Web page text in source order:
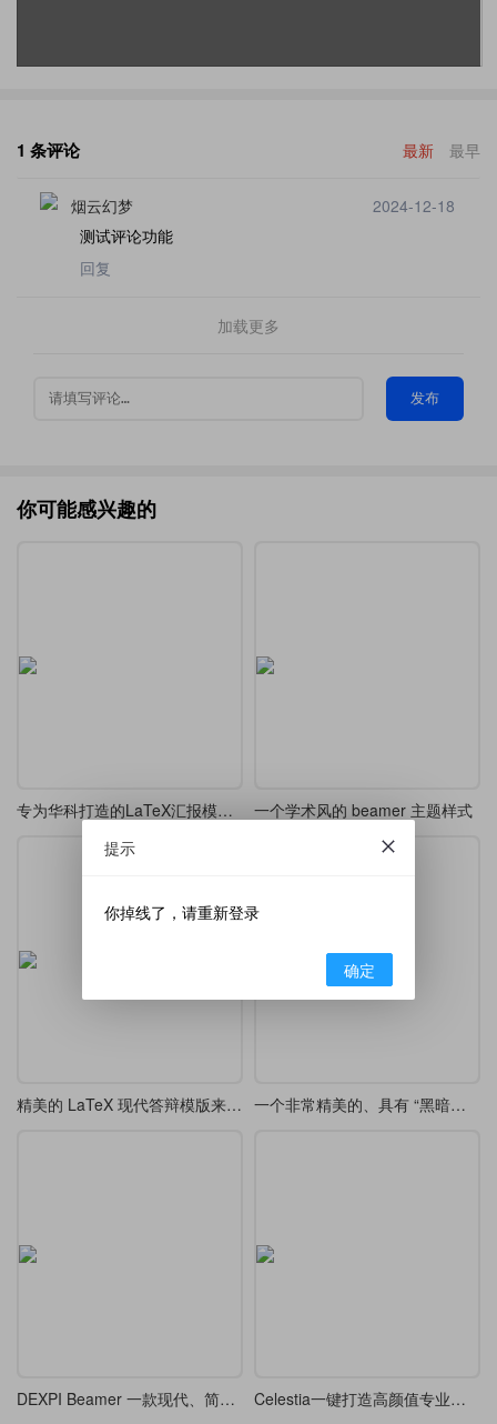
1 条评论 最新 最早
烟云幻梦
2024-12-18
测试评论功能
回复
加载更多
发布
你可能感兴趣的
专为华科打造的LaTeX汇报模板，开题/答辩通用 一个学术风的 beamer 主题样式
精美的 LaTeX 现代答辩模版来了-cookie-beamer 一个非常精美的、具有 “黑暗幻想” 风格 tcolorbox 定义
DEXPI Beamer 一款现代、简洁、专业的演示模板 Celestia一键打造高颜值专业演示文稿，22种配色+全自定义太香了
提示
你掉线了，请重新登录
确定